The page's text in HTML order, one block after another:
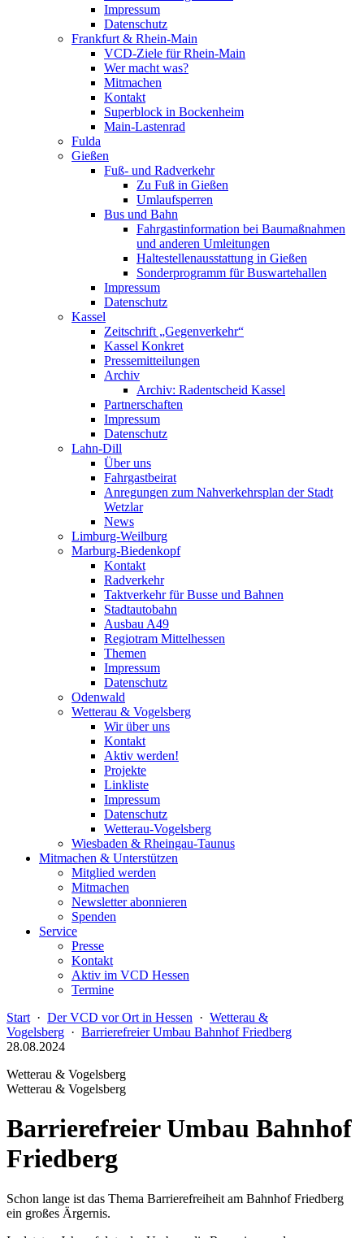
Impressum
Datenschutz
Frankfurt & Rhein-Main
VCD-Ziele für Rhein-Main
Wer macht was?
Mitmachen
Kontakt
Superblock in Bockenheim
Main-Lastenrad
Fulda
Gießen
Fuß- und Radverkehr
Zu Fuß in Gießen
Umlaufsperren
Bus und Bahn
Fahrgastinformation bei Baumaßnahmen
und anderen Umleitungen
Haltestellenausstattung in Gießen
Sonderprogramm für Buswartehallen
Impressum
Datenschutz
Kassel
Zeitschrift „Gegenverkehr“
Kassel Konkret
Pressemitteilungen
Archiv
Archiv: Radentscheid Kassel
Partnerschaften
Impressum
Datenschutz
Lahn-Dill
Über uns
Fahrgastbeirat
Anregungen zum Nahverkehrsplan der Stadt
Wetzlar
News
Limburg-Weilburg
Marburg-Biedenkopf
Kontakt
Radverkehr
Taktverkehr für Busse und Bahnen
Stadtautobahn
Ausbau A49
Regiotram Mittelhessen
Themen
Impressum
Datenschutz
Odenwald
Wetterau & Vogelsberg
Wir über uns
Kontakt
Aktiv werden!
Projekte
Linkliste
Impressum
Datenschutz
Wetterau-Vogelsberg
Wiesbaden & Rheingau-Taunus
Mitmachen & Unterstützen
Mitglied werden
Mitmachen
Newsletter abonnieren
Spenden
Service
Presse
Kontakt
Aktiv im VCD Hessen
Termine
Start · Der VCD vor Ort in Hessen · Wetterau &
Vogelsberg · Barrierefreier Umbau Bahnhof Friedberg
28.08.2024
Wetterau & Vogelsberg
Wetterau & Vogelsberg
Barrierefreier Umbau Bahnhof
Friedberg
Schon lange ist das Thema Barrierefreiheit am Bahnhof Friedberg
ein großes Ärgernis.